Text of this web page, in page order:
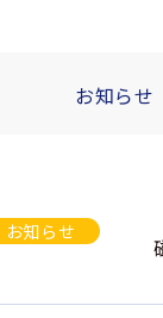
お知らせ
お知らせ